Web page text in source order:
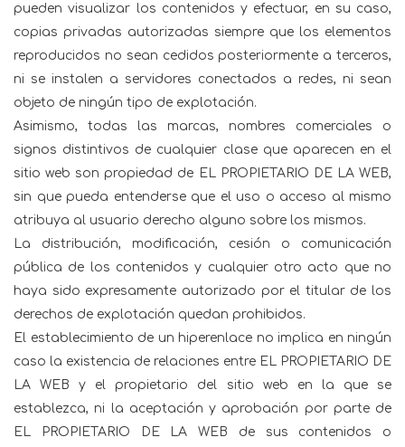
pueden visualizar los contenidos y efectuar, en su caso,
copias privadas autorizadas siempre que los elementos
reproducidos no sean cedidos posteriormente a terceros,
ni se instalen a servidores conectados a redes, ni sean
objeto de ningún tipo de explotación.
Asimismo, todas las marcas, nombres comerciales o
signos distintivos de cualquier clase que aparecen en el
sitio web son propiedad de EL PROPIETARIO DE LA WEB,
sin que pueda entenderse que el uso o acceso al mismo
atribuya al usuario derecho alguno sobre los mismos.
La distribución, modificación, cesión o comunicación
pública de los contenidos y cualquier otro acto que no
haya sido expresamente autorizado por el titular de los
derechos de explotación quedan prohibidos.
El establecimiento de un hiperenlace no implica en ningún
caso la existencia de relaciones entre EL PROPIETARIO DE
LA WEB y el propietario del sitio web en la que se
establezca, ni la aceptación y aprobación por parte de
EL PROPIETARIO DE LA WEB de sus contenidos o